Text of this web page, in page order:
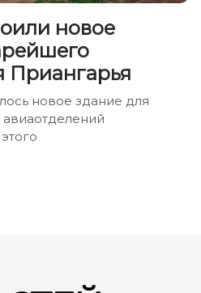
новое
Приангарья
новое здание для